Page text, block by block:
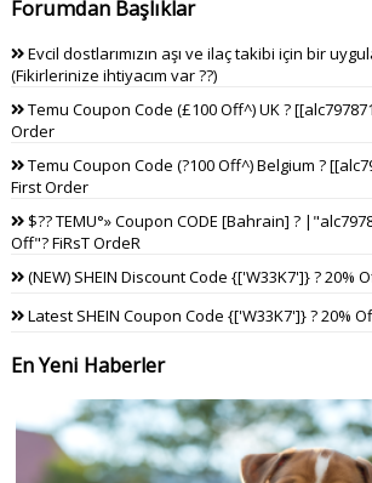
Forumdan Başlıklar
Evcil dostlarımızın aşı ve ilaç takibi için bir
(Fikirlerinize ihtiyacım var ??)
Temu Coupon Code (£100 Off^) UK ?
Order
Temu Coupon Code (?100 Off^) Belgium ?
First Order
$?? TEMU°» Coupon CODE [Bahrain] ?
Off"? FiRsT OrdeR
(NEW) SHEIN Discount Code {['W33K7']} ? 20%
Latest SHEIN Coupon Code {['W33K7']} ? 20%
En Yeni Haberler